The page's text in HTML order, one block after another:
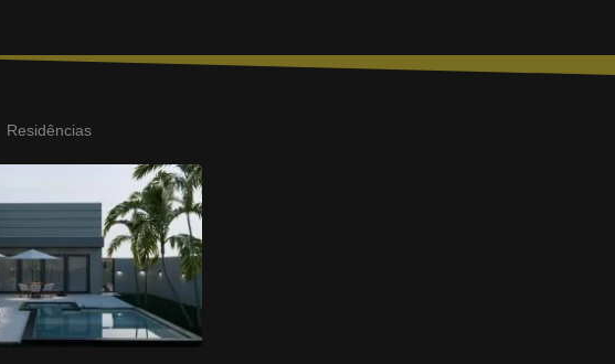
Residências